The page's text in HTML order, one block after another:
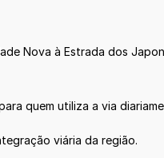
Nova à Estrada dos
quem utiliza a via
viária da região.